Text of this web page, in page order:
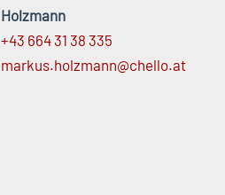
Holzmann
+43 664 31 38 335
markus.holzmann@chello.at